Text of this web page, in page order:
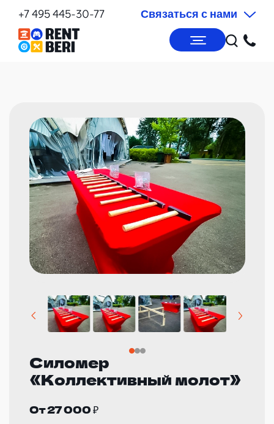
+7 495 445-30-77 Связаться с нами
Силомер
«Коллективный молот»
От 27 000 ₽